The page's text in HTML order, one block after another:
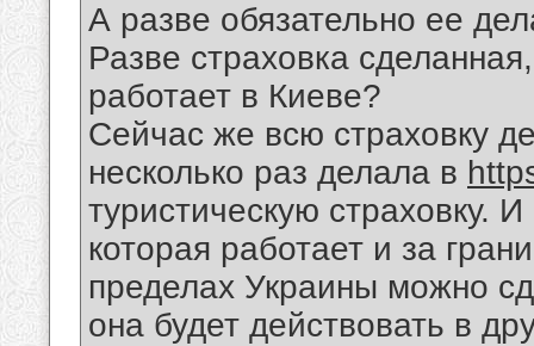
А разве обязательно ее
Разве страховка
работает в Киеве?
Сейчас же всю страховку
несколько раз делала в
туристическую страховку.
которая работает и за
пределах Украины можно
она будет действовать в